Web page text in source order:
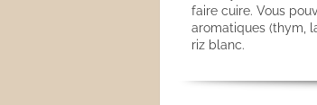
faire cuire. Vous
aromatiques (thym,
riz blanc.